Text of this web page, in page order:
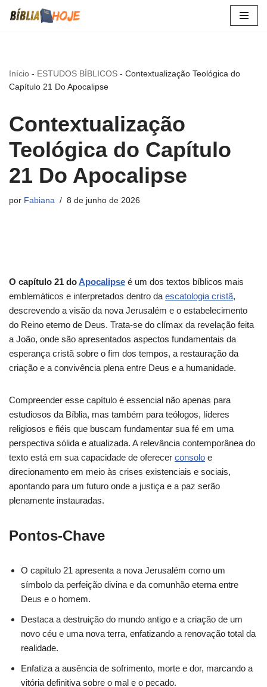
conteúdo
Início - ESTUDOS BÍBLICOS - Contextualização Teológica do
Capítulo 21 Do Apocalipse
Contextualização
Teológica do Capítulo
21 Do Apocalipse
por Fabiana 8 de junho de 2026
O capítulo 21 doApocalipse é um dos textos bíblicos mais
emblemáticos e interpretados dentro da escatologia cristã,
descrevendo a visão da nova Jerusalém e o estabelecimento
do Reino eterno de Deus. Trata-se do clímax da revelação feita
a João, onde são apresentados aspectos fundamentais da
esperança cristã sobre o fim dos tempos, a restauração da
criação e a convivência plena entre Deus e a humanidade.
Compreender esse capítulo é essencial não apenas para
estudiosos da Bíblia, mas também para teólogos, líderes
religiosos e fiéis que buscam fundamentar sua fé em uma
perspectiva sólida e atualizada. A relevância contemporânea do
texto está em sua capacidade de oferecer consolo e
direcionamento em meio às crises existenciais e sociais,
apontando para um futuro onde a justiça e a paz serão
plenamente instauradas.
Pontos-Chave
O capítulo 21 apresenta a nova Jerusalém como um
símbolo da perfeição divina e da comunhão eterna entre
Deus e o homem.
Destaca a destruição do mundo antigo e a criação de um
novo céu e uma nova terra, enfatizando a renovação total da
realidade.
Enfatiza a ausência de sofrimento, morte e dor, marcando a
vitória definitiva sobre o mal e o pecado.